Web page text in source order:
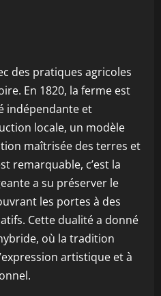
des pratiques agricoles
En 1820, la ferme est
indépendante et
locale, un modèle
maîtrisée des terres et
remarquable, c’est la
a su préserver le
les portes à des
Cette dualité a donné
où la tradition
artistique et à